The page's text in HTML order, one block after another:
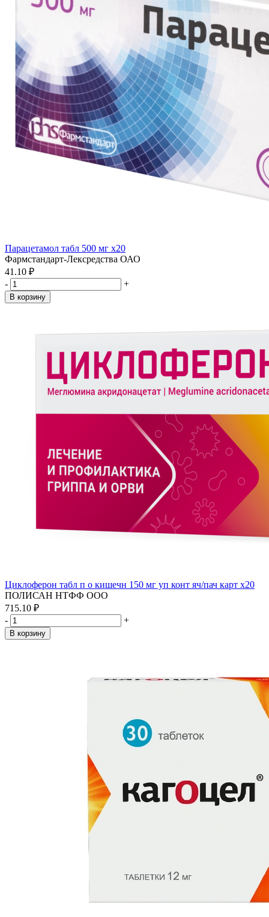
Парацетамол табл 500 мг x20
Фармстандарт-Лексредства ОАО
41.10 ₽
-
+
В корзину
Циклоферон табл п о кишечн 150 мг уп конт яч/пач карт x20
ПОЛИСАН НТФФ ООО
715.10 ₽
-
+
В корзину